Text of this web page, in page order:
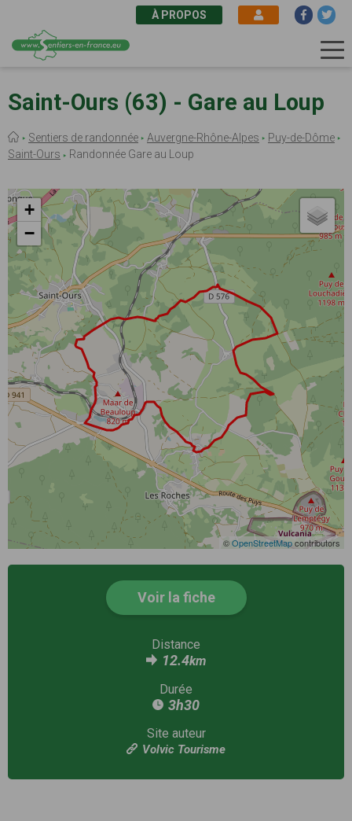
au
contenu
À PROPOS
Saint-Ours (63) - Gare au Loup
Fil
d'Ariane
Sentiers de randonnée Auvergne-Rhône-Alpes
Puy-de-Dôme
Saint-Ours
Randonnée Gare au Loup
+
−
©OpenStreetMapcontributors
Voir la fiche
Distance
12.4km
Durée
3h30
Site auteur
Volvic Tourisme